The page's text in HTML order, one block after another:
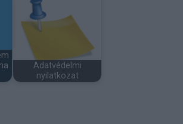
Adatvédelmi
nyilatkozat